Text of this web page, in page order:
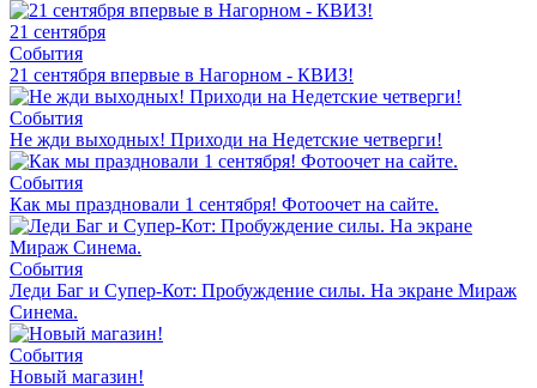
21 сентября
События
21 сентября впервые в Нагорном - КВИЗ!
События
Не жди выходных! Приходи на Недетские четверги!
События
Как мы праздновали 1 сентября! Фотоочет на сайте.
События
Леди Баг и Супер-Кот: Пробуждение силы. На экране Мираж
Синема.
События
Новый магазин!